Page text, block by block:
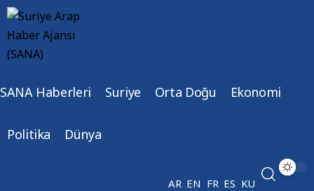
SANA Haberleri Suriye Orta Doğu Ekonomi
Politika Dünya
AR EN FR ES KU